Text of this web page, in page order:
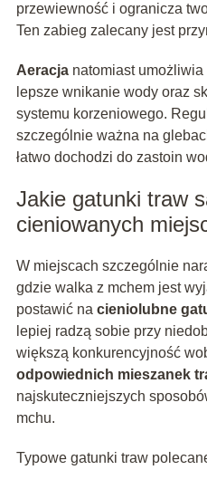
przewiewność i ogranicza
Ten zabieg zalecany jest
Aeracjanatomiast umożliwia
lepsze wnikanie wody oraz
systemu korzeniowego.
szczególnie ważna na
łatwo dochodzi do zastoin
Jakie gatunki traw
cieniowanych
W miejscach szczególnie
gdzie walka z mchem jest
postawić na cieniolubne
lepiej radzą sobie przy
większą konkurencyjność
odpowiednich mieszanek
najskuteczniejszych
mchu.
Typowe gatunki traw